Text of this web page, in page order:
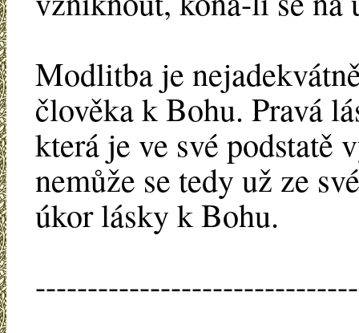
Modlitba je
člověka k Bohu. Pravá
která je ve své podstatě
nemůže se tedy už ze
úkor lásky k Bohu.
-------------------------------